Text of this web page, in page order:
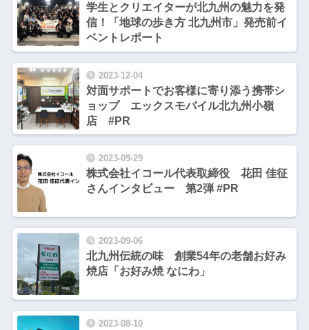
学生とクリエイターが北九州の魅力を発
信！「地球の歩き方 北九州市」発売前イ
ベントレポート
2023-12-04
対面サポートでお客様に寄り添う携帯シ
ョップ エックスモバイル北九州小嶺
店 #PR
2023-09-29
株式会社イコール代表取締役 花田 佳征
さんインタビュー 第2弾 #PR
2023-09-06
北九州伝統の味 創業54年の老舗お好み
焼店「お好み焼 なにわ」
2023-08-10